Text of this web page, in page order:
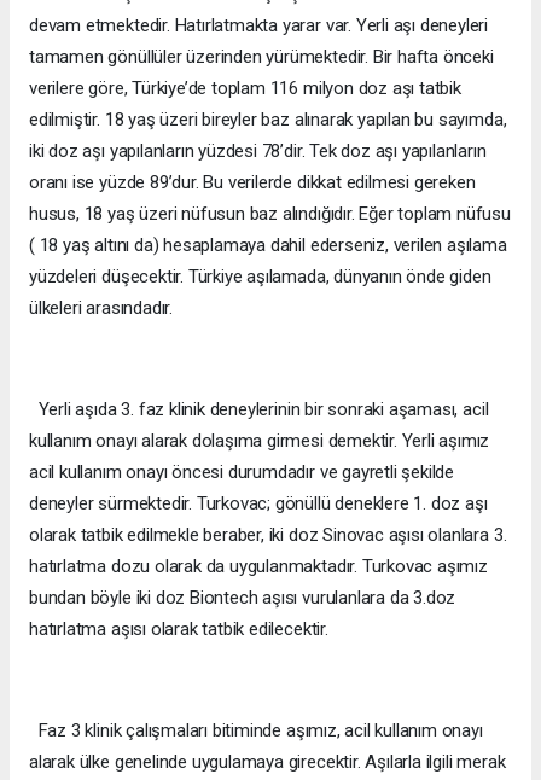
devam etmektedir. Hatırlatmakta yarar var. Yerli aşı deneyleri
tamamen gönüllüler üzerinden yürümektedir. Bir hafta önceki
verilere göre, Türkiye’de toplam 116 milyon doz aşı tatbik
edilmiştir. 18 yaş üzeri bireyler baz alınarak yapılan bu sayımda,
iki doz aşı yapılanların yüzdesi 78’dir. Tek doz aşı yapılanların
oranı ise yüzde 89’dur. Bu verilerde dikkat edilmesi gereken
husus, 18 yaş üzeri nüfusun baz alındığıdır. Eğer toplam nüfusu
( 18 yaş altını da) hesaplamaya dahil ederseniz, verilen aşılama
yüzdeleri düşecektir. Türkiye aşılamada, dünyanın önde giden
ülkeleri arasındadır.
Yerli aşıda 3. faz klinik deneylerinin bir sonraki aşaması, acil
kullanım onayı alarak dolaşıma girmesi demektir. Yerli aşımız
acil kullanım onayı öncesi durumdadır ve gayretli şekilde
deneyler sürmektedir. Turkovac; gönüllü deneklere 1. doz aşı
olarak tatbik edilmekle beraber, iki doz Sinovac aşısı olanlara 3.
hatırlatma dozu olarak da uygulanmaktadır. Turkovac aşımız
bundan böyle iki doz Biontech aşısı vurulanlara da 3.doz
hatırlatma aşısı olarak tatbik edilecektir.
Faz 3 klinik çalışmaları bitiminde aşımız, acil kullanım onayı
alarak ülke genelinde uygulamaya girecektir. Aşılarla ilgili merak